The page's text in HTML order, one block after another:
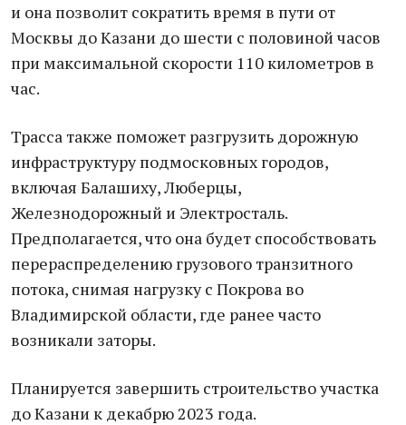
и она позволит сократить время в пути от
Москвы до Казани до шести с половиной часов
при максимальной скорости 110 километров в
час.
Трасса также поможет разгрузить дорожную
инфраструктуру подмосковных городов,
включая Балашиху, Люберцы,
Железнодорожный и Электросталь.
Предполагается, что она будет способствовать
перераспределению грузового транзитного
потока, снимая нагрузку с Покрова во
Владимирской области, где ранее часто
возникали заторы.
Планируется завершить строительство участка
до Казани к декабрю 2023 года.